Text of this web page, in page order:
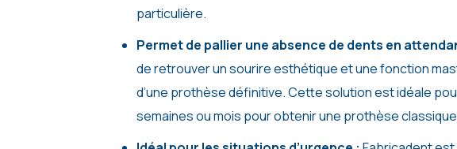
particulière.
Permet de pallier une absence de dents en
de retrouver un sourire esthétique et une fonction
d’une prothèse définitive. Cette solution est idéale
semaines ou mois pour obtenir une prothèse